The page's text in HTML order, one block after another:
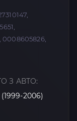
0008605826,
З АВТО:
(1999-2006)